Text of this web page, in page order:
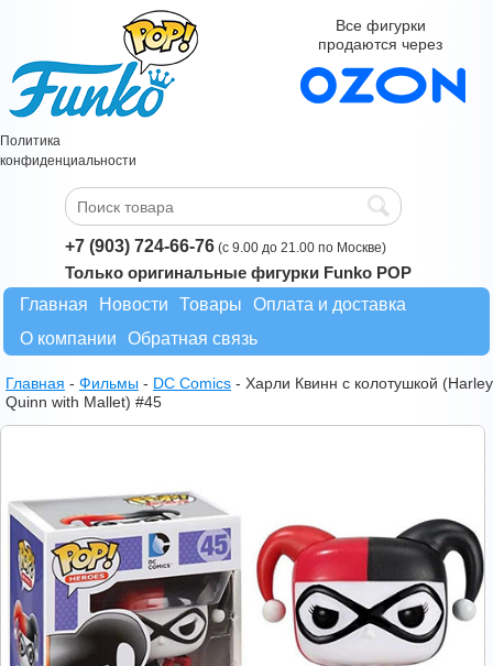
Политика
конфиденциальности
Все фигурки
продаются через
+7 (903) 724-66-76 (с 9.00 до 21.00 по Москве)
Только оригинальные фигурки Funko POP
Главная
Новости Товары
Оплата и доставка
О компании
Обратная связь
Главная - Фильмы - DC Comics - Харли Квинн с колотушкой (Harley
Quinn with Mallet) #45